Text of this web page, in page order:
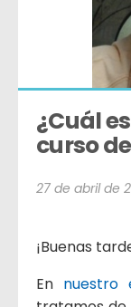
¿Cuál
curso
27 de abril de
¡Buenas
En nuestro